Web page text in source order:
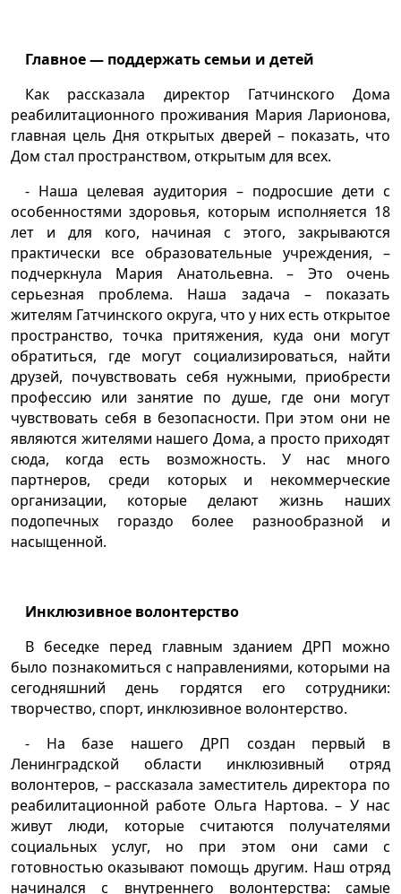
Главное — поддержать семьи и детей
Как рассказала директор Гатчинского Дома
реабилитационного проживания Мария Ларионова,
главная цель Дня открытых дверей – показать, что
Дом стал пространством, открытым для всех.
- Наша целевая аудитория – подросшие дети с
особенностями здоровья, которым исполняется 18
лет и для кого, начиная с этого, закрываются
практически все образовательные учреждения, –
подчеркнула Мария Анатольевна. – Это очень
серьезная проблема. Наша задача – показать
жителям Гатчинского округа, что у них есть открытое
пространство, точка притяжения, куда они могут
обратиться, где могут социализироваться, найти
друзей, почувствовать себя нужными, приобрести
профессию или занятие по душе, где они могут
чувствовать себя в безопасности. При этом они не
являются жителями нашего Дома, а просто приходят
сюда, когда есть возможность. У нас много
партнеров, среди которых и некоммерческие
организации, которые делают жизнь наших
подопечных гораздо более разнообразной и
насыщенной.
Инклюзивное волонтерство
В беседке перед главным зданием ДРП можно
было познакомиться с направлениями, которыми на
сегодняшний день гордятся его сотрудники:
творчество, спорт, инклюзивное волонтерство.
- На базе нашего ДРП создан первый в
Ленинградской области инклюзивный отряд
волонтеров, – рассказала заместитель директора по
реабилитационной работе Ольга Нартова. – У нас
живут люди, которые считаются получателями
социальных услуг, но при этом они сами с
готовностью оказывают помощь другим. Наш отряд
начинался с внутреннего волонтерства: самые